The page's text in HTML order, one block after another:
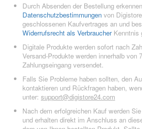
Durch Absenden der Bestellung
Datenschutzbestimmungen von
geschlossenen Kaufvertrages an und
Widerrufsrecht als VerbraucherKenntnis
Digitale Produkte werden sofort nach
Versand-Produkte werden innerhalb von
Zahlungseingang versendet.
Falls Sie Probleme haben sollten, den
kontaktieren und Rückfragen haben,
unter: support@digistore24.com
Nach dem erfolgreichen Kauf werden
und erhalten direkt im Anschluss an